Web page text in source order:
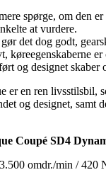
spørge, om den
at vurdere.
det dog godt,
køreegenskaberne er
og designet skaber
er en ren livsstilsbil,
og designet, samt
Coupé SD4
omdr./min / 420